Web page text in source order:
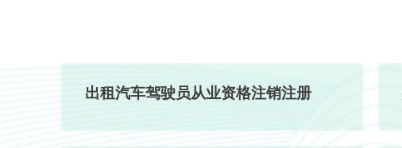
出租汽车驾驶员从业资格注销注册